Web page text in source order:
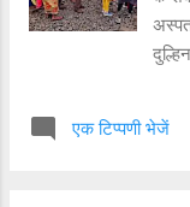
एक टिप्पणी भेजें